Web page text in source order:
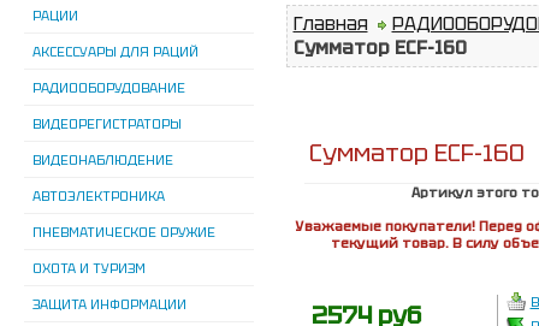
РАЦИИ
АКСЕССУАРЫ ДЛЯ РАЦИЙ
РАДИООБОРУДОВАНИЕ
ВИДЕОРЕГИСТРАТОРЫ
ВИДЕОНАБЛЮДЕНИЕ
АВТОЭЛЕКТРОНИКА
ПНЕВМАТИЧЕСКОЕ ОРУЖИЕ
ОХОТА И ТУРИЗМ
ЗАЩИТА ИНФОРМАЦИИ
Главная
Сумматор ECF-160
Сумматор ECF-160
Артикул этого
Уважаемые покупатели! Перед
текущий товар. В силу
2574 руб